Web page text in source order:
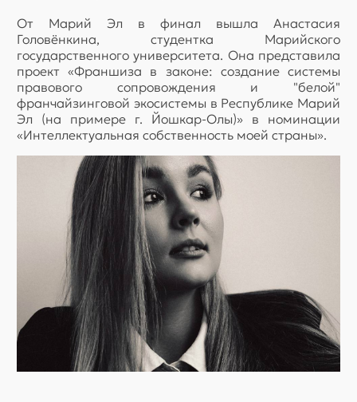
От Марий Эл в финал вышла Анастасия
Головёнкина, студентка Марийского
государственного университета. Она представила
проект «Франшиза в законе: создание системы
правового сопровождения и "белой"
франчайзинговой экосистемы в Республике Марий
Эл (на примере г. Йошкар-Олы)» в номинации
«Интеллектуальная собственность моей страны».